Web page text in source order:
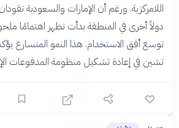
اللامركزية. ورغم أن الإمارات والسعودية تقودان
دولاً أخرى في المنطقة بدأت تظهر اهتمامًا
توسع أفق الاستخدام. هذا النمو المتسارع
تشين في إعادة تشكيل منظومة المدفوعات